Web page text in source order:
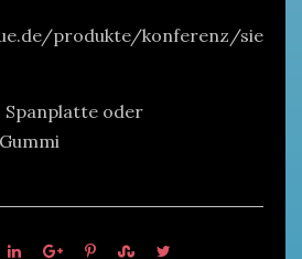
produkte/konferenz/sie
Spanplatte oder